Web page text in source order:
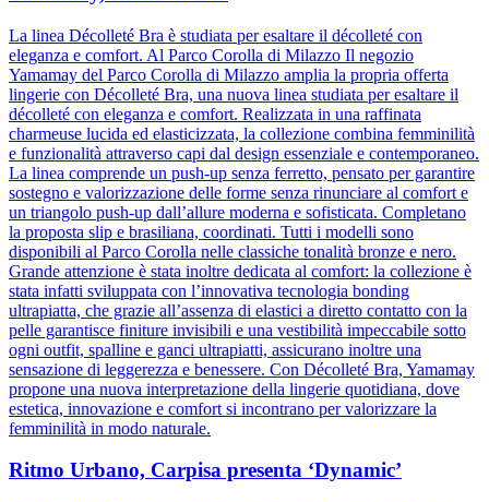
La linea Décolleté Bra è studiata per esaltare il décolleté con
eleganza e comfort. Al Parco Corolla di Milazzo Il negozio
Yamamay del Parco Corolla di Milazzo amplia la propria offerta
lingerie con Décolleté Bra, una nuova linea studiata per esaltare il
décolleté con eleganza e comfort. Realizzata in una raffinata
charmeuse lucida ed elasticizzata, la collezione combina femminilità
e funzionalità attraverso capi dal design essenziale e contemporaneo.
La linea comprende un push-up senza ferretto, pensato per garantire
sostegno e valorizzazione delle forme senza rinunciare al comfort e
un triangolo push-up dall’allure moderna e sofisticata. Completano
la proposta slip e brasiliana, coordinati. Tutti i modelli sono
disponibili al Parco Corolla nelle classiche tonalità bronze e nero.
Grande attenzione è stata inoltre dedicata al comfort: la collezione è
stata infatti sviluppata con l’innovativa tecnologia bonding
ultrapiatta, che grazie all’assenza di elastici a diretto contatto con la
pelle garantisce finiture invisibili e una vestibilità impeccabile sotto
ogni outfit, spalline e ganci ultrapiatti, assicurano inoltre una
sensazione di leggerezza e benessere. Con Décolleté Bra, Yamamay
propone una nuova interpretazione della lingerie quotidiana, dove
estetica, innovazione e comfort si incontrano per valorizzare la
femminilità in modo naturale.
Ritmo Urbano, Carpisa presenta ‘Dynamic’